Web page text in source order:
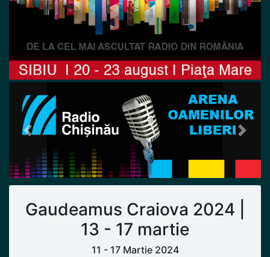
Previous Next
Gaudeamus Craiova 2024 |
13 - 17 martie
11 - 17 Martie 2024